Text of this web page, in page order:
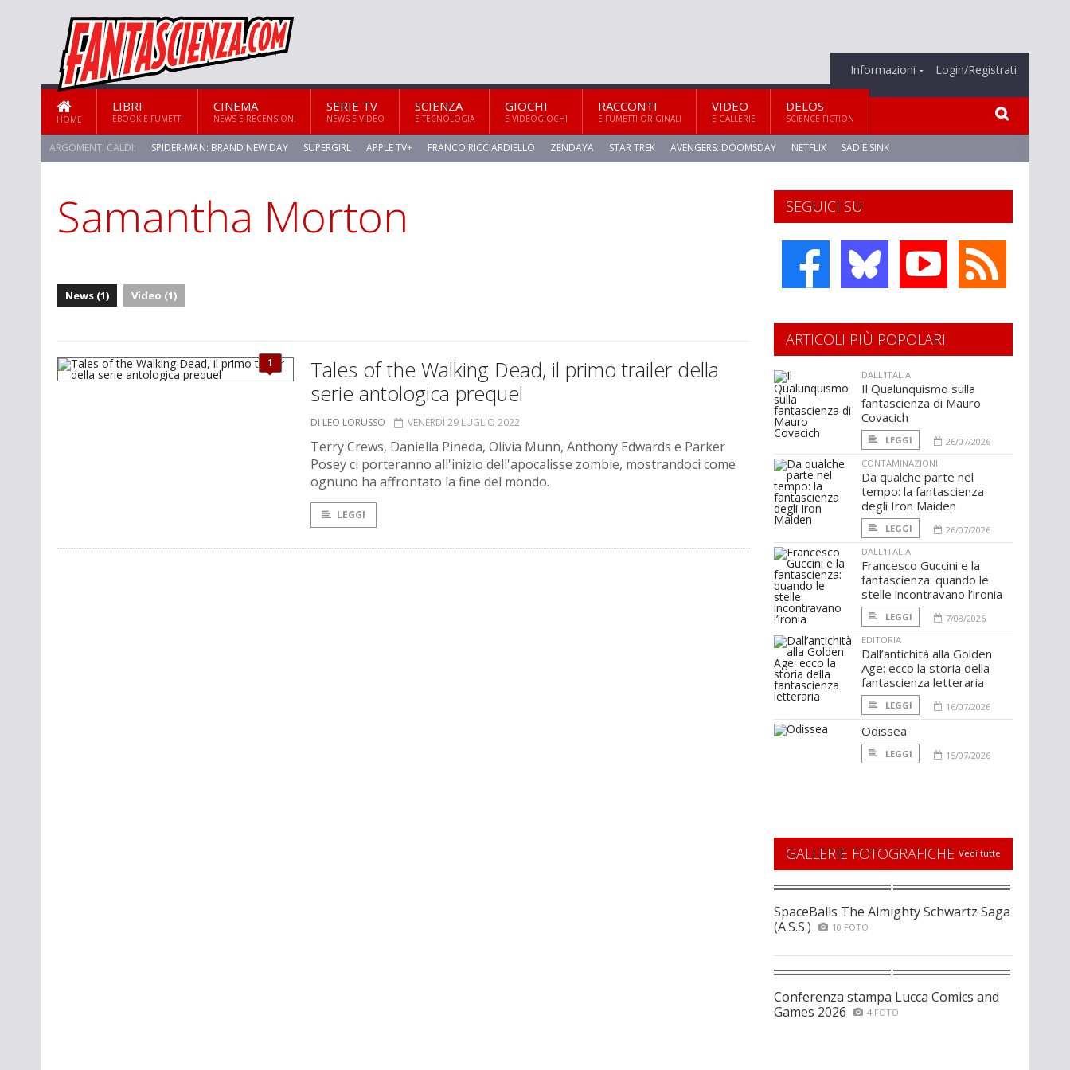
Informazioni Login/Registrati
HOME
LIBRI
EBOOK E FUMETTI
CINEMA
NEWS E RECENSIONI
SERIE TV
NEWS E VIDEO
SCIENZA
E TECNOLOGIA
GIOCHI
E VIDEOGIOCHI
RACCONTI
E FUMETTI ORIGINALI
VIDEO
E GALLERIE
DELOS
SCIENCE FICTION
ARGOMENTI CALDI: SPIDER-MAN: BRAND NEW DAY SUPERGIRL APPLE TV+ FRANCO RICCIARDIELLO ZENDAYA STAR TREK AVENGERS: DOOMSDAY NETFLIX SADIE SINK
STAR TREK: STRANGE NEW WORLDS
Samantha Morton
News (1) Video (1)
1
Tales of the Walking Dead, il primo trailer della
serie antologica prequel
DI LEO LORUSSO VENERDÌ 29 LUGLIO 2022
Terry Crews, Daniella Pineda, Olivia Munn, Anthony Edwards e Parker
Posey ci porteranno all'inizio dell'apocalisse zombie, mostrandoci come
ognuno ha affrontato la fine del mondo.
LEGGI
SEGUICI SU
ARTICOLI PIÙ POPOLARI
DALL'ITALIA
Il Qualunquismo sulla
fantascienza di Mauro
Covacich
LEGGI
26/07/2026
CONTAMINAZIONI
Da qualche parte nel
tempo: la fantascienza
degli Iron Maiden
LEGGI
26/07/2026
DALL'ITALIA
Francesco Guccini e la
fantascienza: quando le
stelle incontravano l’ironia
LEGGI
7/08/2026
EDITORIA
Dall’antichità alla Golden
Age: ecco la storia della
fantascienza letteraria
LEGGI 16/07/2026
Odissea
LEGGI 15/07/2026
GALLERIE FOTOGRAFICHE Vedi tutte
SpaceBalls The Almighty Schwartz Saga
(A.S.S.)
10 FOTO
Conferenza stampa Lucca Comics and
Games 2026
4 FOTO